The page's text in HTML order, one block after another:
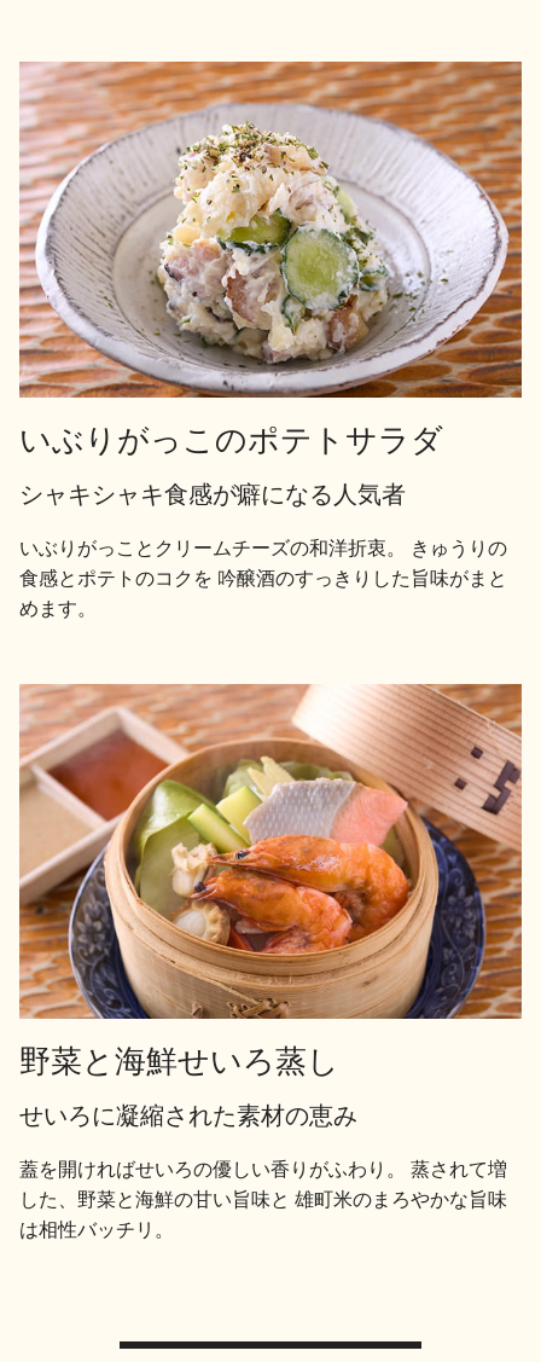
地酒蔵元会WEB展示会 地酒蔵元会利酒会
美味しい地酒の選び方
地酒蔵元会とは
お問い合わせ
いぶりがっこのポテトサラダ
シャキシャキ食感が癖になる人気者
いぶりがっことクリームチーズの和洋折衷。 きゅうりの
食感とポテトのコクを 吟醸酒のすっきりした旨味がまと
めます。
野菜と海鮮せいろ蒸し
せいろに凝縮された素材の恵み
蓋を開ければせいろの優しい香りがふわり。 蒸されて増
した、野菜と海鮮の甘い旨味と 雄町米のまろやかな旨味
は相性バッチリ。